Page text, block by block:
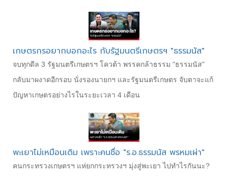
เกษตรกรอยากบอกอะไร กับรัฐมนตรีเกษตรฯ "ธรรมนัส"
จบทุกดีล 3 รัฐมนตรีเกษตรฯ โควต้า พรรคกล้าธรรม "ธรรมนัส"
กลับมาผงาดอีกรอบ นั่งรองนายกฯ และรัฐมนตรีเกษตร จับตาจะแก้
ปัญหาเกษตรอย่างไรในระยะเวลา 4 เดือน
พะเยาไม่เหมือนเดิม เพราะคนชื่อ "ร.อ.ธรรมนัส พรหมเผ่า"
คนกระทรวงเกษตรฯ แห่ยกกระทรวงฯ มุ่งสู่พะเยา ไปทำไรกันนะ?